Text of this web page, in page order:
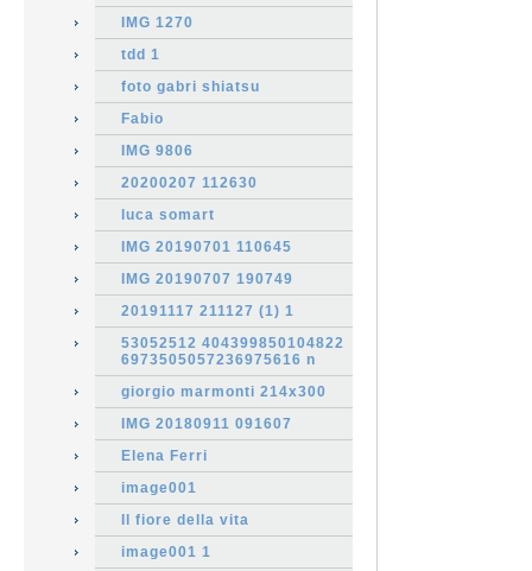
IMG 1270
tdd 1
foto gabri shiatsu
Fabio
IMG 9806
20200207 112630
luca somart
IMG 20190701 110645
IMG 20190707 190749
20191117 211127 (1) 1
53052512 404399850104822
6973505057236975616 n
giorgio marmonti 214x300
IMG 20180911 091607
Elena Ferri
image001
Il fiore della vita
image001 1